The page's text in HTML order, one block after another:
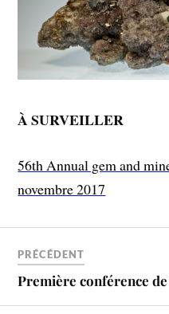
À SURVEILLER
56th Annual gem and
novembre 2017
PRÉCÉDENT
Première conférence